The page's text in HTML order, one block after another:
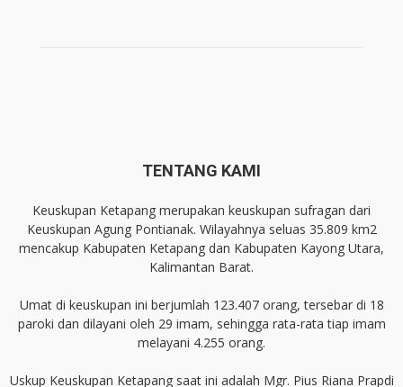
TENTANG KAMI
Keuskupan Ketapang merupakan keuskupan sufragan dari
Keuskupan Agung Pontianak. Wilayahnya seluas 35.809 km2
mencakup Kabupaten Ketapang dan Kabupaten Kayong Utara,
Kalimantan Barat.
Umat di keuskupan ini berjumlah 123.407 orang, tersebar di 18
paroki dan dilayani oleh 29 imam, sehingga rata-rata tiap imam
melayani 4.255 orang.
Uskup Keuskupan Ketapang saat ini adalah Mgr. Pius Riana Prapdi